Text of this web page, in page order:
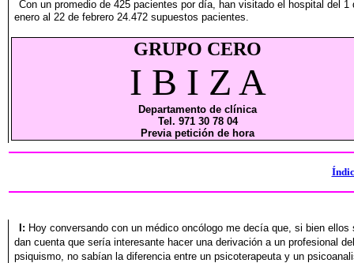
Con un promedio de 425 pacientes por día, han visitado el hospital del 1
enero al 22 de febrero 24.472 supuestos pacientes.
GRUPO CERO
I B I Z A
Departamento de clínica
Tel. 971 30 78 04
Previa petición de hora
I: Hoy conversando con un médico oncólogo me decía que, si bien ellos
dan cuenta que sería interesante hacer una derivación a un profesional del
psiquismo, no sabían la diferencia entre un psicoterapeuta y un